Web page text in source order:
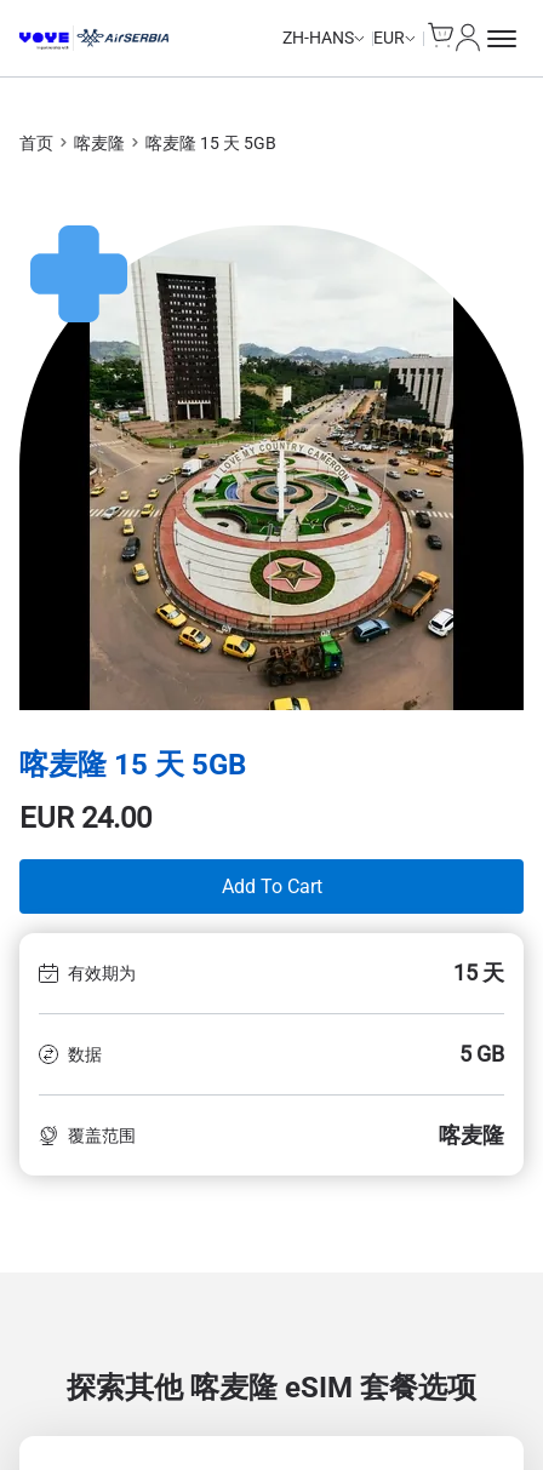
ZH-HANS EUR
首页 喀麦隆 喀麦隆 15 天 5GB
喀麦隆 15 天 5GB
EUR24.00
Add To Cart
有效期为 15 天
数据 5 GB
覆盖范围 喀麦隆
探索其他 喀麦隆 eSIM 套餐选项